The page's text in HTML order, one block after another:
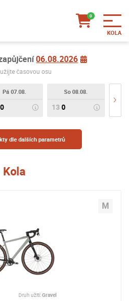
06.08.2026
časovou osu
Pá 07.08.
0
So 08.08.
130
dle dalších parametrů
Kola
M
Druh užití:Gravel